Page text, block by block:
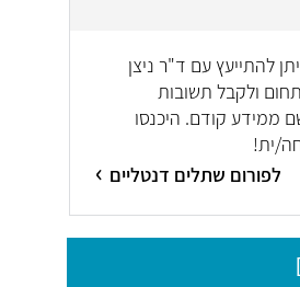
להתייעץ עם ד"ר ניצן
ולקבל תשובות
ממידע קודם. היכנסו
ית!
לפורום שתלים דנטליים